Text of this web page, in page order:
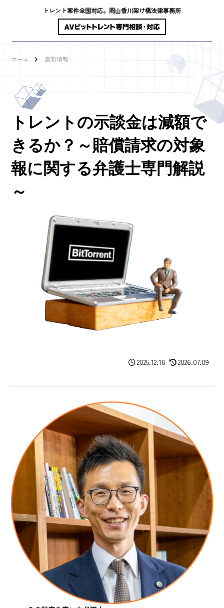
トレント案件全国対応。岡山香川架け橋法律事務所
ホーム 最新情報
トレントの示談金は減額で
きるか？～賠償請求の対象
報に関する弁護士専門解説
～
2025.12.18 2026.07.09